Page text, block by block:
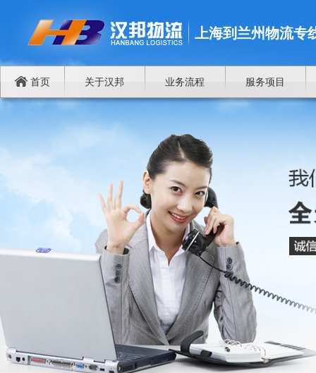
上海到兰州物流专
首页 关于汉邦 业务流程 服务项目